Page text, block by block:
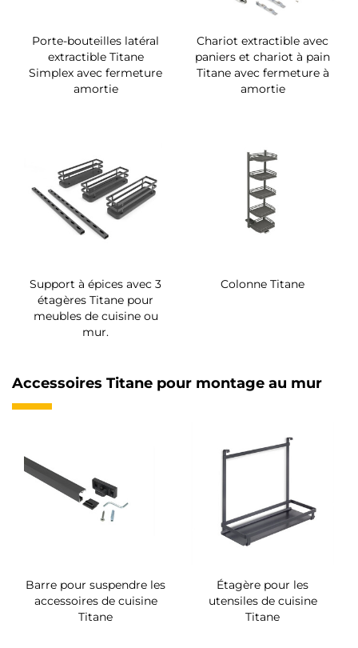
Porte-bouteilles latéral
extractible Titane
Simplex avec fermeture
amortie
Chariot extractible avec
paniers et chariot à pain
Titane avec fermeture à
amortie
Support à épices avec 3
étagères Titane pour
meubles de cuisine ou
mur.
Colonne Titane
Accessoires Titane pour montage au mur
Barre pour suspendre les
accessoires de cuisine
Titane
Étagère pour les
utensiles de cuisine
Titane